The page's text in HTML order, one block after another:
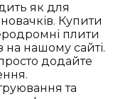
як для
Купити
плити
нашому сайті.
додайте
та